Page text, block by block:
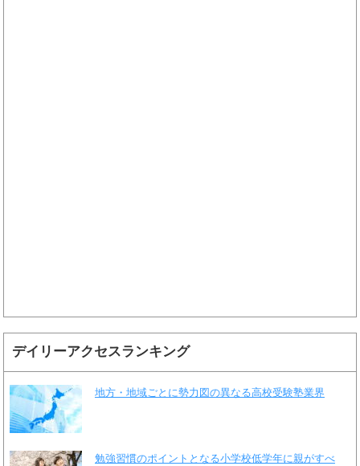
デイリーアクセスランキング
地方・地域ごとに勢力図の異なる高校受験塾業界
勉強習慣のポイントとなる小学校低学年に親がすべ